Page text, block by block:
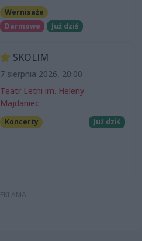
Wernisaże
Darmowe
Już dziś
SKOLIM
7 sierpnia 2026, 20:00
Teatr Letni im. Heleny
Majdaniec
Koncerty Już dziś